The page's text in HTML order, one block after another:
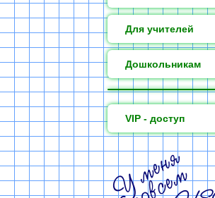
Для учителей
Дошкольникам
VIP - доступ